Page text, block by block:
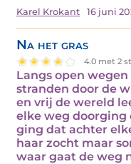
Karel Krokant 16 juni
Na het gras
4.0 met 2
Langs open
stranden door de
en vrij de wereld
elke weg doorging
ging dat achter
haar zocht maar
waar gaat de weg